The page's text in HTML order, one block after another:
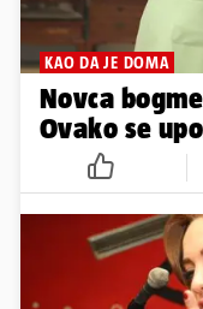
KAO DA JE DOMA
Novca
Ovako se